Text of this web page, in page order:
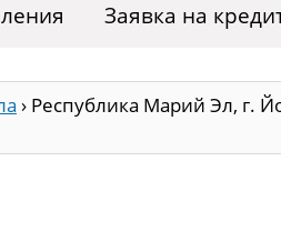
Заявка на
› Республика Марий Эл, г.